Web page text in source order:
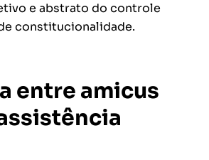
e abstrato do controle
constitucionalidade.
entre amicus